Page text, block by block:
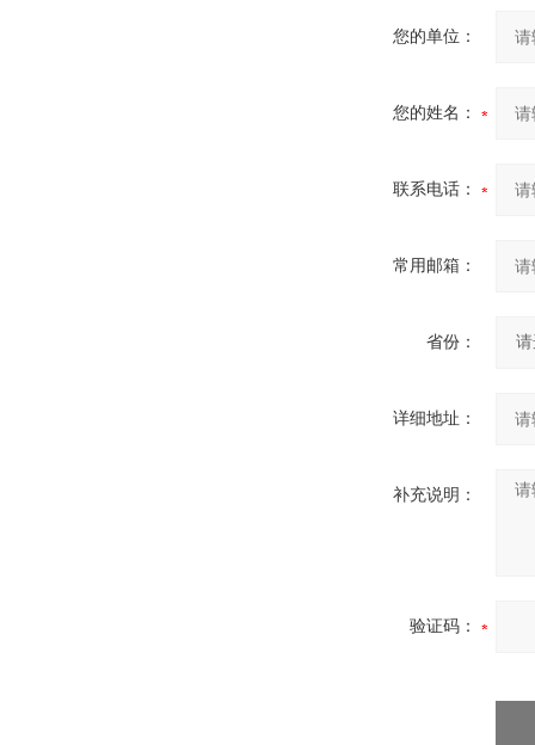
您的单位：
您的姓名：
联系电话：
常用邮箱：
省份：
详细地址：
补充说明：
验证码：